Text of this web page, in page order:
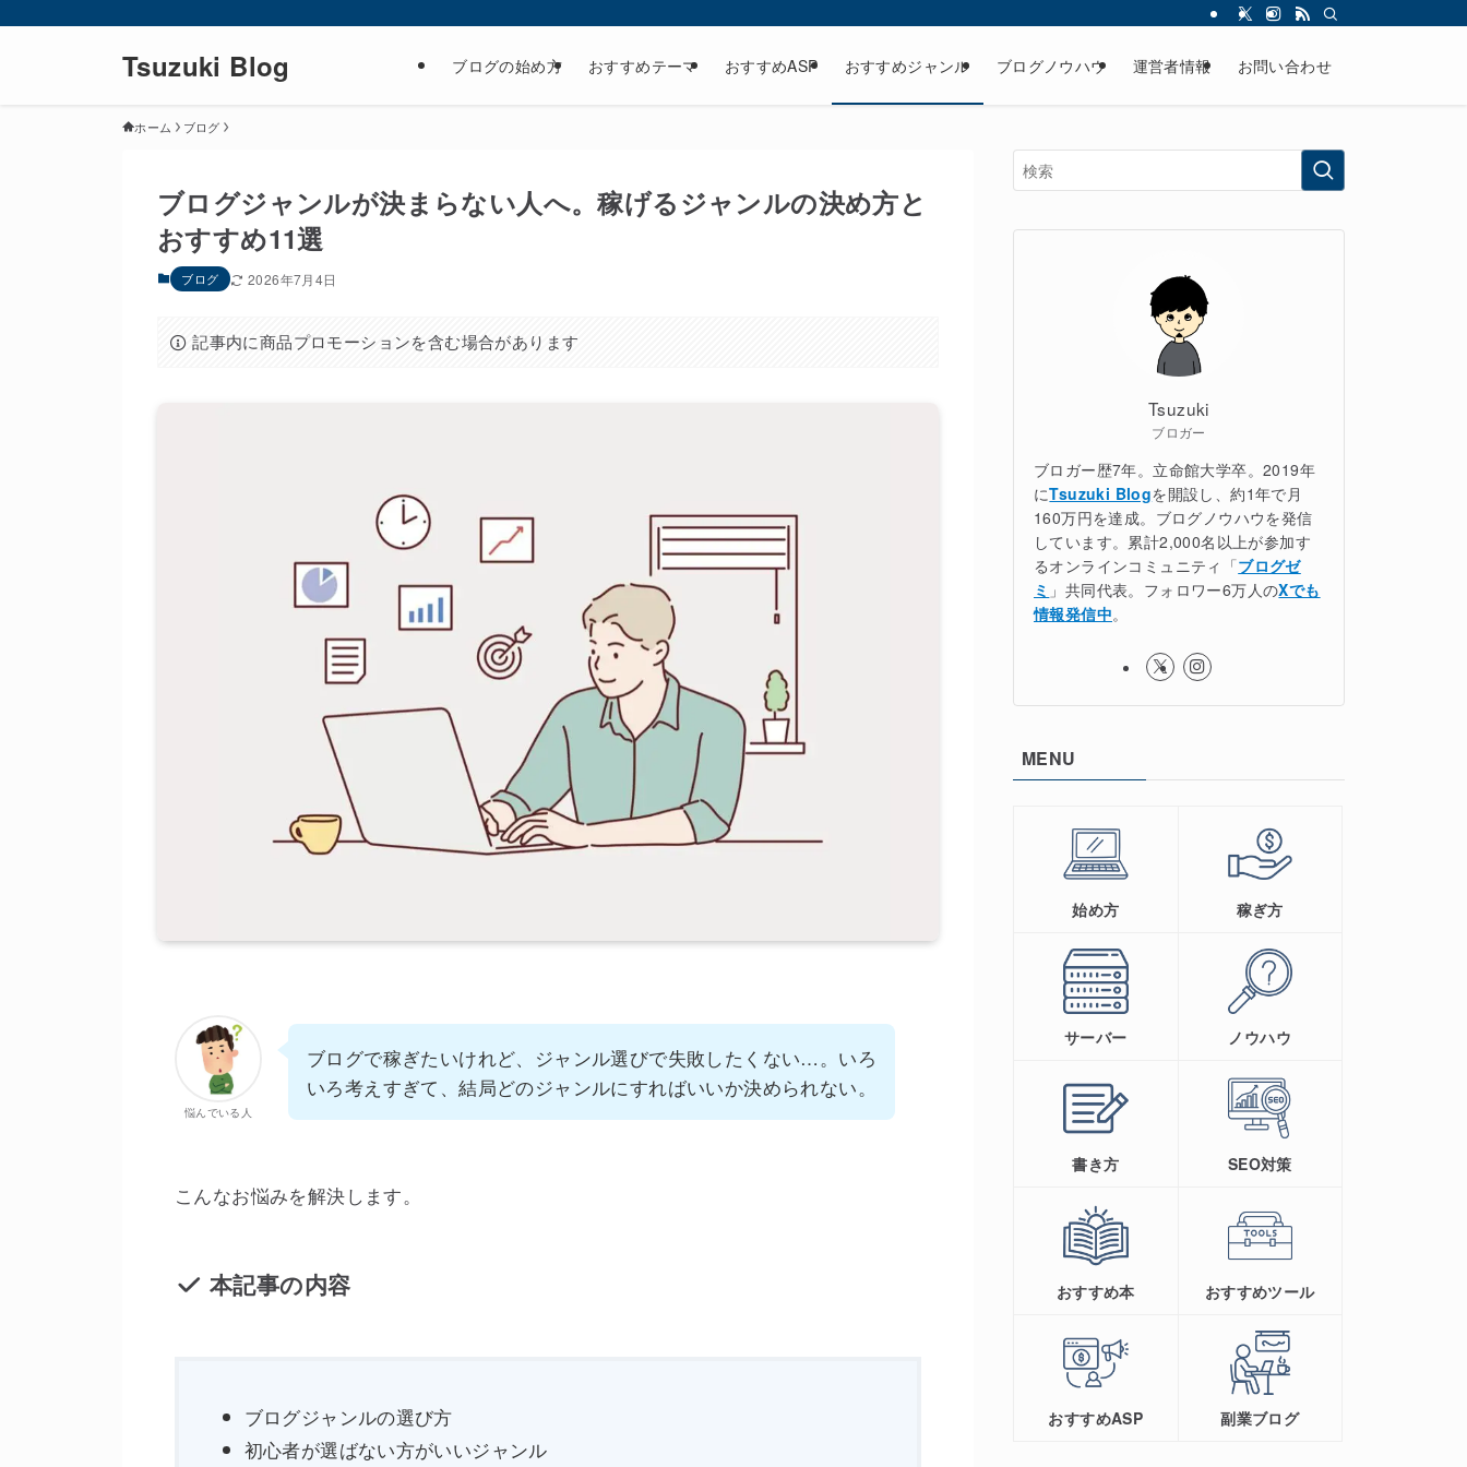
Tsuzuki Blog ブログの始め方 おすすめテーマ おすすめASP おすすめジャンル ブログノウハウ 運営者情報 お問い合わせ
ホーム ブログ
ブログジャンルが決まらない人へ。稼げるジャンルの決め方と
おすすめ11選
ブログ 2026年7月4日
記事内に商品プロモーションを含む場合があります
悩んでいる人
ブログで稼ぎたいけれど、ジャンル選びで失敗したくない…。いろ
いろ考えすぎて、結局どのジャンルにすればいいか決められない。
こんなお悩みを解決します。
本記事の内容
ブログジャンルの選び方
初心者が選ばない方がいいジャンル
Tsuzuki
ブロガー
ブロガー歴7年。立命館大学卒。2019年
にTsuzuki Blogを開設し、約1年で月
160万円を達成。ブログノウハウを発信
しています。累計2,000名以上が参加す
るオンラインコミュニティ「ブログゼ
ミ 」共同代表。フォロワー6万人のXでも
情報発信中。
MENU
始め方 稼ぎ方
サーバー ノウハウ
書き方 SEO対策
おすすめ本 おすすめツール
おすすめASP 副業ブログ